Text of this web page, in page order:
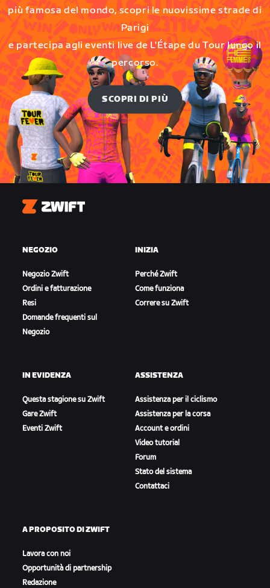
più famosa del mondo, scopri le nuovissime strade di
Parigi
e partecipa agli eventi live de L'Étape du Tour lungo il
percorso.
SCOPRI DI PIÙ
Zwift
NEGOZIO
Negozio Zwift
Ordini e fatturazione
Resi
Domande frequenti sul
Negozio
INIZIA
Perché Zwift
Come funziona
Correre su Zwift
IN EVIDENZA
Questa stagione su Zwift
Gare Zwift
Eventi Zwift
ASSISTENZA
Assistenza per il ciclismo
Assistenza per la corsa
Account e ordini
Video tutorial
Forum
Stato del sistema
Contattaci
A PROPOSITO DI ZWIFT
Lavora con noi
Opportunità di partnership
Redazione